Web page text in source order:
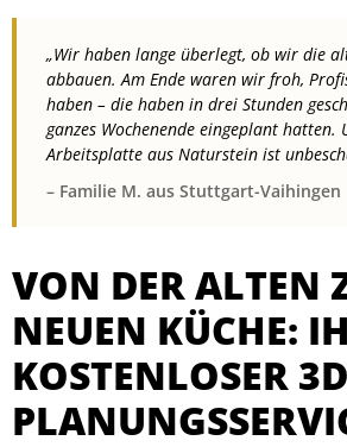
„Wir haben lange überlegt, ob wir die
abbauen. Am Ende waren wir froh,
haben – die haben in drei Stunden
ganzes Wochenende eingeplant hatten.
Arbeitsplatte aus Naturstein ist
– Familie M. aus Stuttgart-Vaihingen
VON DER ALTEN
NEUEN KÜCHE:
KOSTENLOSER